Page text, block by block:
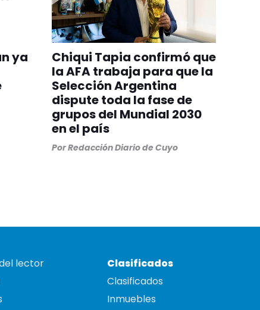
ya
Chiqui Tapia confirmó que
la AFA trabaja para que la
Selección Argentina
dispute toda la fase de
grupos del Mundial 2030
en el país
PorRedacción Diario de Cuyo
lector
Clasificados
Clasificados
Inmuebles